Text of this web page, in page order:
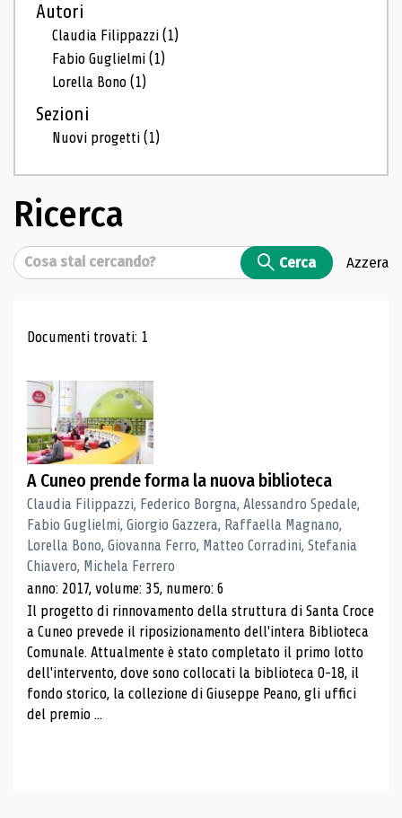
Autori
Claudia Filippazzi(1)
Fabio Guglielmi(1)
Lorella Bono(1)
Sezioni
Nuovi progetti(1)
Ricerca
Cerca Cerca Azzera
Risultati di ricerca
Documenti trovati: 1
A Cuneo prende forma la nuova biblioteca
Claudia Filippazzi, Federico Borgna, Alessandro Spedale,
Fabio Guglielmi, Giorgio Gazzera, Raffaella Magnano,
Lorella Bono, Giovanna Ferro, Matteo Corradini, Stefania
Chiavero, Michela Ferrero
anno: 2017, volume: 35, numero: 6
Il progetto di rinnovamento della struttura di Santa Croce
a Cuneo prevede il riposizionamento dell'intera Biblioteca
Comunale. Attualmente è stato completato il primo lotto
dell'intervento, dove sono collocati la biblioteca 0-18, il
fondo storico, la collezione di Giuseppe Peano, gli uffici
del premio ...